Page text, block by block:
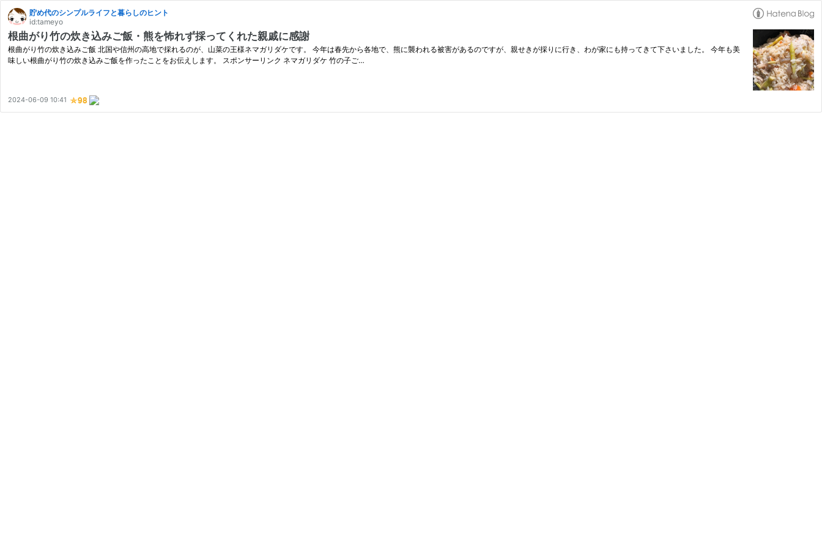
貯め代のシンプルライフと暮らしのヒント
id:tameyo
根曲がり竹の炊き込みご飯・熊を怖れず採ってくれた親戚に感謝
根曲がり竹の炊き込みご飯 北国や信州の高地で採れるのが、山菜の王様ネマガリダケです。 今年は春先から各地で、熊に襲われる被害があるのですが、親せきが採りに行き、わが家にも持ってきて下さいました。 今年も美
味しい根曲がり竹の炊き込みご飯を作ったことをお伝えします。 スポンサーリンク ネマガリダケ 竹の子ご…
2024-06-09 10:41